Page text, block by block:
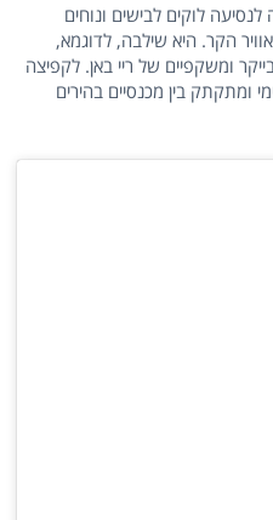
לוקים לבישים ונוחים
הקר. היא שילבה, לדוגמא,
ומשקפיים של ריי באן. לקפיצה
ומתקתק בין מכנסיים בהירים